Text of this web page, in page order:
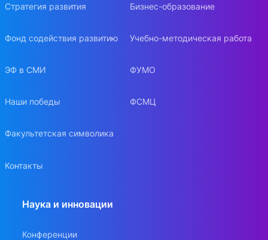
Стратегия развития
Фонд содействия развитию
ЭФ в СМИ
Наши победы
Факультетская символика
Контакты
Бизнес-образование
Учебно-методическая работа
ФУМО
ФСМЦ
Наука и инновации
Конференции